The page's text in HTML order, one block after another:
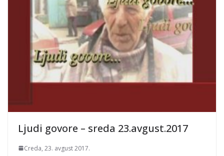
Ljudi govore – sreda 23.avgust.2017
Creda, 23. avgust 2017.